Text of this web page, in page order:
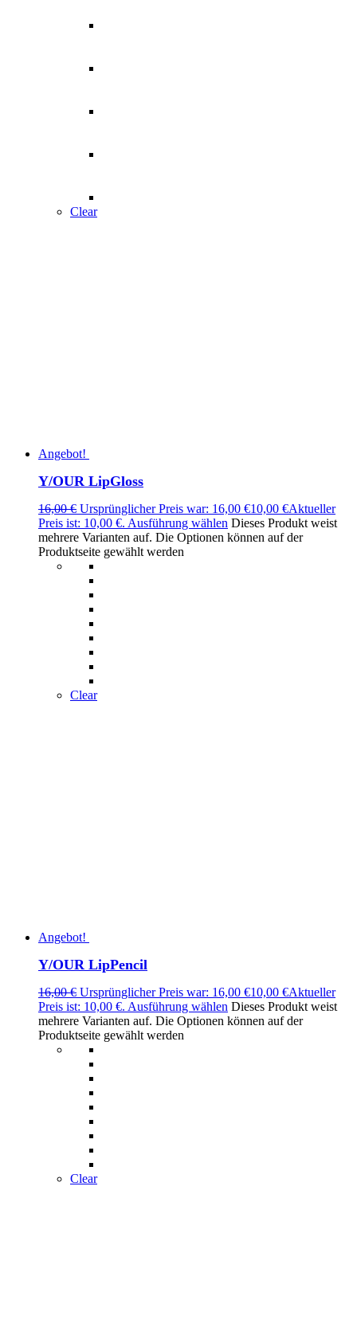
Clear
Angebot!
Y/OUR LipGloss
16,00€ Ursprünglicher Preis war: 16,00 €10,00 €Aktueller
Preis ist: 10,00 €. Ausführung wählen Dieses Produkt weist
mehrere Varianten auf. Die Optionen können auf der
Produktseite gewählt werden
Clear
Angebot!
Y/OUR LipPencil
16,00€ Ursprünglicher Preis war: 16,00 €10,00 €Aktueller
Preis ist: 10,00 €. Ausführung wählen Dieses Produkt weist
mehrere Varianten auf. Die Optionen können auf der
Produktseite gewählt werden
Clear